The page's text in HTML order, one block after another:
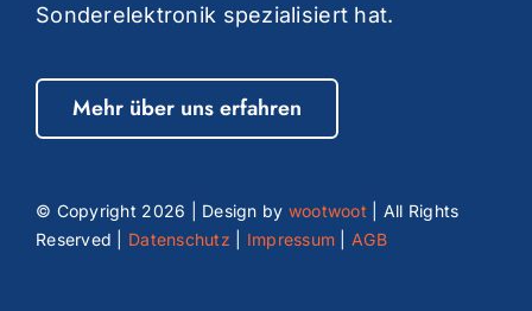
Sonderelektronik spezialisiert hat.
Mehr über uns erfahren
© Copyright 2026 | Design by wootwoot | All Rights
Reserved | Datenschutz Impressum |AGB